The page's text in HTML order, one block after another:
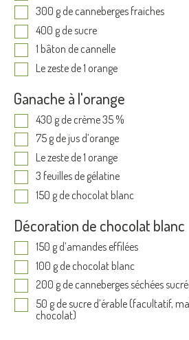
300 g de canneberges fraiches
400 g de sucre
1 bâton de cannelle
Le zeste de 1 orange
Ganache à l'orange
430 g de crème 35 %
75 g de jus d’orange
Le zeste de 1 orange
3 feuilles de gélatine
150 g de chocolat blanc
Décoration de chocolat blanc
150 g d’amandes effilées
100 g de chocolat blanc
200 g de canneberges séchées
50 g de sucre d’érable (facultatif,
chocolat)